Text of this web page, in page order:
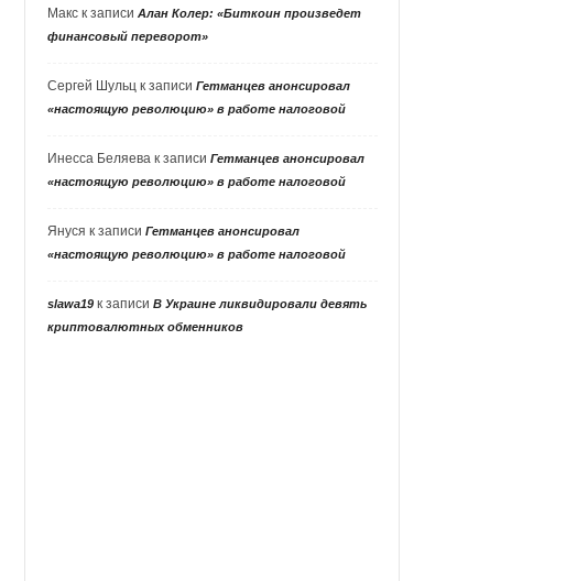
Макск записи Алан Колер: «Биткоин произведет
финансовый переворот»
Сергей Шульцк записи Гетманцев анонсировал
«настоящую революцию» в работе налоговой
Инесса Беляевак записи Гетманцев анонсировал
«настоящую революцию» в работе налоговой
Януся к записи Гетманцев анонсировал
«настоящую революцию» в работе налоговой
slawa19к записи В Украине ликвидировали девять
криптовалютных обменников